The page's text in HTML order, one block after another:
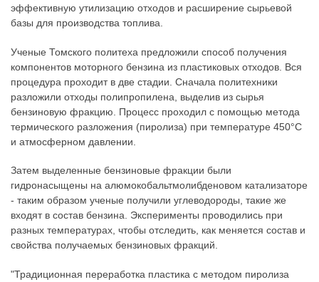
эффективную утилизацию отходов и расширение сырьевой
базы для производства топлива.
Ученые Томского политеха предложили способ получения
компонентов моторного бензина из пластиковых отходов. Вся
процедура проходит в две стадии. Сначала политехники
разложили отходы полипропилена, выделив из сырья
бензиновую фракцию. Процесс проходил с помощью метода
термического разложения (пиролиза) при температуре 450°C
и атмосферном давлении.
Затем выделенные бензиновые фракции были
гидронасыщены на алюмокобальтмолибденовом катализаторе
- таким образом ученые получили углеводороды, такие же
входят в состав бензина. Эксперименты проводились при
разных температурах, чтобы отследить, как меняется состав и
свойства получаемых бензиновых фракций.
"Традиционная переработка пластика с методом пиролиза